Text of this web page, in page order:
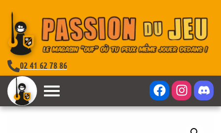
02 41 62 78 86